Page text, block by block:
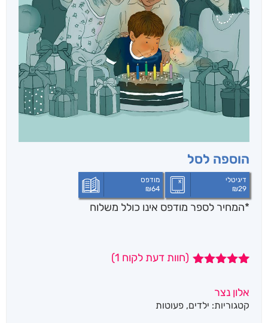
הוספה לסל
דיגיטלי
₪29
מודפס
₪64
*המחיר לספר מודפס אינו כולל משלוח
מבוסס על
דירוגים של
(חוות דעת לקוח 1
)
אלון נצר
קטגוריות: ילדים, פעוטות